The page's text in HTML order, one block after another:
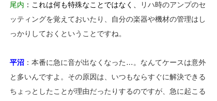
尾内 ： これは何も特殊なことではなく、
リハ時のアンプのセ
ッティングを覚えておいたり、自分の楽器や機材の管理はし
っかりしておくということですね。
平沼 ：本番に急に音が出なくなった…。なんてケースは意外
と多いんですよ。その原因は、いつもならすぐに解決できる
ちょっとしたことが理由だったりするのですが、急に起こる